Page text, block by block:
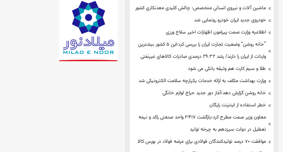
ماشین آلات و نیروی انسانی متخصص؛ چالش کلیدی معدنکاری کشور
خودروی جدید ایران خودرو رونمایی شد
اطلاعیه وزارت صمت پیرامون اظهارات اخیر سلاح‌ ورزی
“خانه روشن” وضعیت تجارت ایران را بررسی کرد؛این ۵ کشور بیشترین
واردات از ایران را دارند/ رشد ۲۹.۳۲ درصدی صادرات کالاهای غیرنفتی
طلا و سیم کارت هم وثیقه بانکی می شود
وزارت بهداشت مکلف به ارائه خدمات یکپارچه سلامت الکترونیکی شد
خانه روشن گزازش دهد؛آغاز دور جدید حراج لوازم خانگی
خطر استفاده از اینترنت رایگان
معاون وزیر صمت مطرح کرد؛بازگشت ۳۴۱۷ واحد صنعتی راکد و نیمه
تعطیل در دولت سیزدهم به چرخه تولید
موافقت ۷۰ درصد تولیدکنندگان فولادی برای عرضه فولاد در بورس کالا